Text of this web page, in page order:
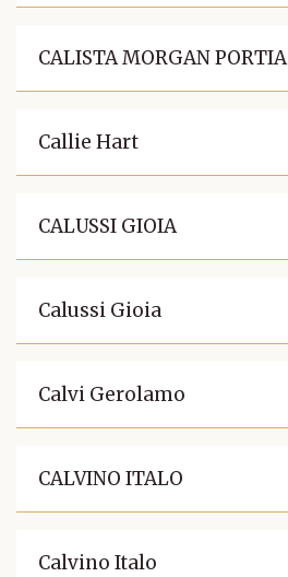
CALISTA MORGAN PORTIA
Callie Hart
CALUSSI GIOIA
Calussi Gioia
Calvi Gerolamo
CALVINO ITALO
Calvino Italo